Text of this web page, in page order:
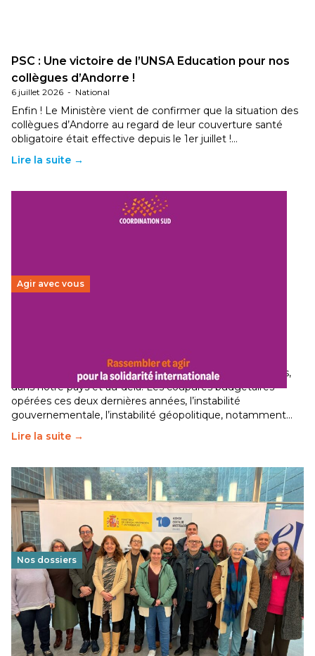
PSC : Une victoire de l’UNSA Education pour nos
collègues d’Andorre !
6 juillet 2026 - National
Enfin ! Le Ministère vient de confirmer que la situation des
collègues d’Andorre au regard de leur couverture santé
obligatoire était effective depuis le 1er juillet !…
Lire la suite →
Agir avec vous
Le secteur humanitaire connaît des difficultés profondes,
dans notre pays et au-delà. Les coupures budgétaires
opérées ces deux dernières années, l’instabilité
gouvernementale, l’instabilité géopolitique, notamment…
Lire la suite →
Nos dossiers
Éducation au vivre-ensemble : un échange croisé
franco-espagnol pour changer d’approche
29 juin 2026-National
Cette année, l'UNSA Éducation a mené un projet Erasmus